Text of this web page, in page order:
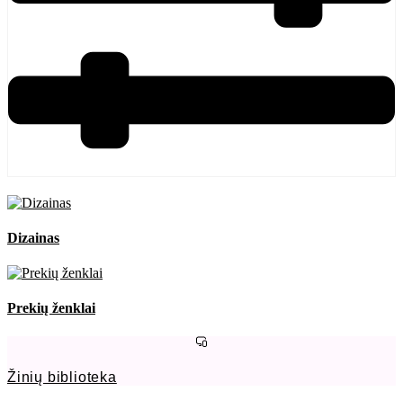
Dizainas
Prekių ženklai
Žinių biblioteka